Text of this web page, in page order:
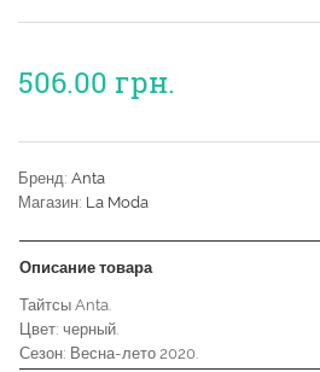
506.00 грн.
Бренд: Anta
Магазин: La Moda
Описание товара
Тайтсы Anta.
Цвет: черный.
Сезон: Весна-лето 2020.